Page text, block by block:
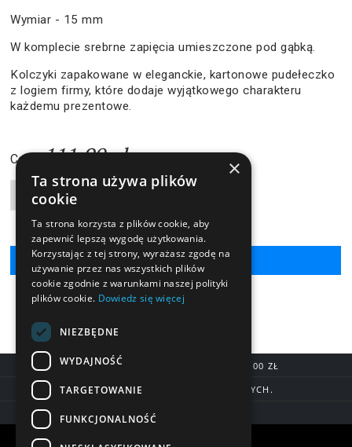
Wymiar - 15 mm
W komplecie srebrne zapięcia umieszczone pod gąbką.
Kolczyki zapakowane w eleganckie, kartonowe pudełeczko
z logiem firmy, które dodaje wyjątkowego charakteru
każdemu prezentowe.
Cena: 111,90 zł
Liczba produktów
DARMOWA DOSTAWA OD 200,00 ZŁ
DOSTAWA DO 7 DNI ROBOCZYCH.
BLIK, SZYBKIE PRZELEWY
Warunki zakupów
×
Ta strona używa plików
cookie
Ta strona korzysta z plików cookie, aby
zapewnić lepszą wygodę użytkowania.
Korzystając z tej strony, wyrażasz zgodę na
używanie przez nas wszystkich plików
cookie zgodnie z warunkami naszej polityki
plików cookie. Dowiedz się więcej
NIEZBĘDNE
WYDAJNOŚĆ
TARGETOWANIE
FUNKCJONALNOŚĆ